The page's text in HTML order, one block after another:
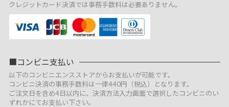
クレジットカード決済では事務手数料は必要ありません。
コンビニ支払い
以下のコンビニエンスストアからお支払いが可能です。
コンビニ決済の事務手数料は一律440円（税込）となります。
ご注文日を含め4日以内に、決済方法入力画面で選択したコンビニのい
ずれかにてお支払い下さい。